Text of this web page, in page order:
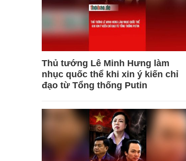
Thủ tướng Lê Minh Hưng làm
nhục quốc thể khi xin ý kiến chỉ
đạo từ Tổng thống Putin